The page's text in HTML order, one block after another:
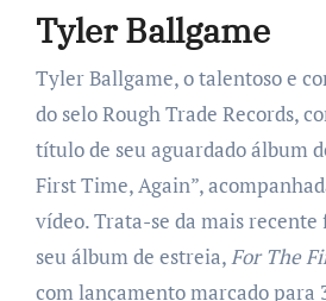
Tyler Ballgame
Tyler Ballgame, o talentoso e
do selo Rough Trade Records,
título de seu aguardado álbum
First Time, Again”,
vídeo. Trata-se da mais recente
seu álbum de estreia,For The
com lançamento marcado para